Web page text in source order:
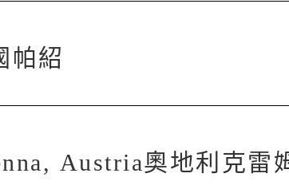
帕紹
Austria奧地利克雷